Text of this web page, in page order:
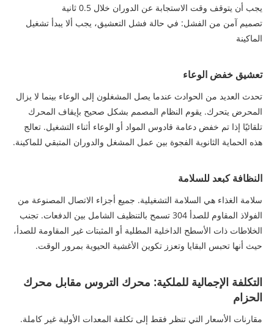
يجب أن يتوقف وقت الاستجابة عن الدوران خلال 0.5 ثانية
تصميم آمن من الفشل: في حالة فشل التعشيق، يجب ألا يبدأ تشغيل
الماكينة
تعشيق خفض الوعاء
تحدث العديد من الحوادث عندما يصل المشغلون إلى الوعاء بينما لا يزال
المحرض يتحرك. يقوم النظام المصمم بشكل صحيح بإيقاف المحرك
تلقائيًا إذا تم خفض دعامة قادوس المواد أو الوعاء أثناء التشغيل. تعالج
هذه الحماية الثانوية الفجوة بين عمل المشغل والدوران المتبقي للماكينة.
النظافة كبعد للسلامة
سلامة الغذاء هي السلامة التشغيلية. جميع أجزاء الاتصال المصنوعة من
الفولاذ المقاوم للصدأ 304 تسمح بالتنظيف الشامل بين الدفعات. تجنب
الخلاطات ذات الأسطح الداخلية المطلية أو المثبتات غير المقاومة للصدأ،
حيث أنها تحبس البقايا وتعزز تكوين الأغشية الحيوية بمرور الوقت.
التكلفة الإجمالية للملكية: محرك التروس مقابل محرك
الحزام
مقارنات الأسعار التي تنظر فقط إلى تكلفة المعدات الأولية غير كاملة.